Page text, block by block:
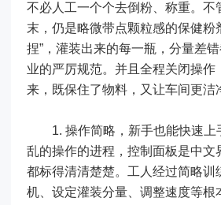
不必人工一个个去倒粉、称重。不
末，仍是略微带点颗粒感的保健粉
捏”，灌装出来的每一瓶，分量差
业的严厉规范。并且全程关闭操作
来，既保住了物料，又让车间更洁
1. 操作简略，新手也能快速上
乱的操作的进程，控制面板是中文
都标得清清楚楚。工人经过简略训
机、设定灌装分量、调整速度等根